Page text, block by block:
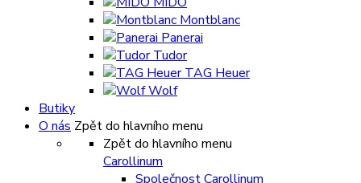
Montblanc
Panerai
Tudor
TAG Heuer
Wolf
Butiky
O nás Zpět do hlavního menu
Zpět do hlavního menu
Carollinum
Společnost Carollinum